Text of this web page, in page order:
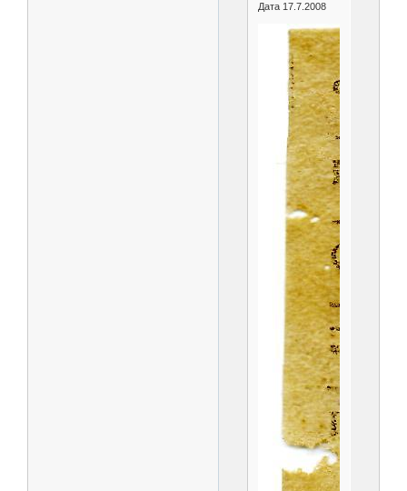
Дата 17.7.2008